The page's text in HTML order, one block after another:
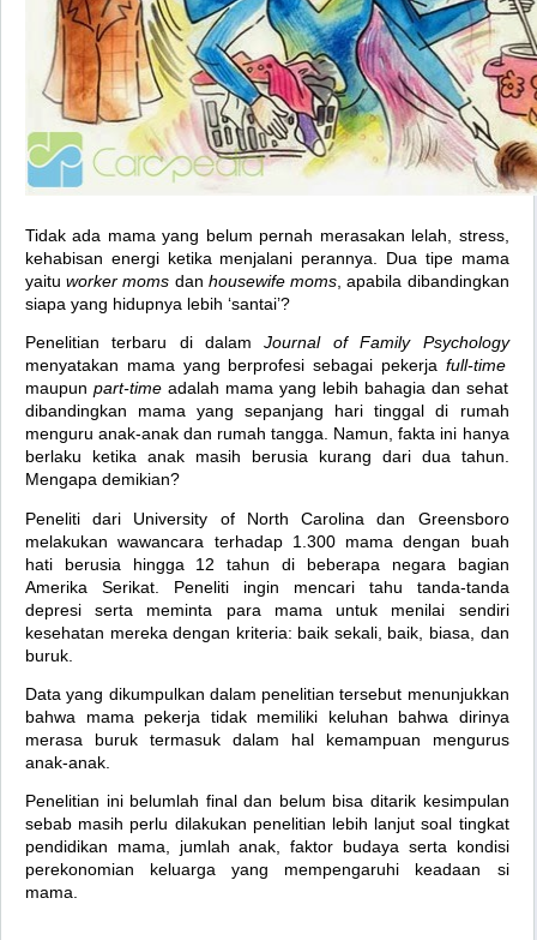
Tidak ada mama yang belum pernah merasakan lelah, stress,
kehabisan energi ketika menjalani perannya. Dua tipe mama
yaituworker moms dan housewife moms , apabila dibandingkan
siapa yang hidupnya lebih ‘santai’?
Penelitian terbaru di dalamJournal of Family Psychology
menyatakan mama yang berprofesi sebagai pekerja full-time
maupun part-timeadalah mama yang lebih bahagia dan sehat
dibandingkan mama yang sepanjang hari tinggal di rumah
menguru anak-anak dan rumah tangga. Namun, fakta ini hanya
berlaku ketika anak masih berusia kurang dari dua tahun.
Mengapa demikian?
Peneliti dari University of North Carolina dan Greensboro
melakukan wawancara terhadap 1.300 mama dengan buah
hati berusia hingga 12 tahun di beberapa negara bagian
Amerika Serikat. Peneliti ingin mencari tahu tanda-tanda
depresi serta meminta para mama untuk menilai sendiri
kesehatan mereka dengan kriteria: baik sekali, baik, biasa, dan
buruk.
Data yang dikumpulkan dalam penelitian tersebut menunjukkan
bahwa mama pekerja tidak memiliki keluhan bahwa dirinya
merasa buruk termasuk dalam hal kemampuan mengurus
anak-anak.
Penelitian ini belumlah final dan belum bisa ditarik kesimpulan
sebab masih perlu dilakukan penelitian lebih lanjut soal tingkat
pendidikan mama, jumlah anak, faktor budaya serta kondisi
perekonomian keluarga yang mempengaruhi keadaan si
mama.